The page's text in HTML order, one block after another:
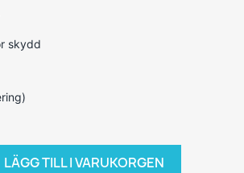
skydd
LÄGG TILL I VARUKORGEN